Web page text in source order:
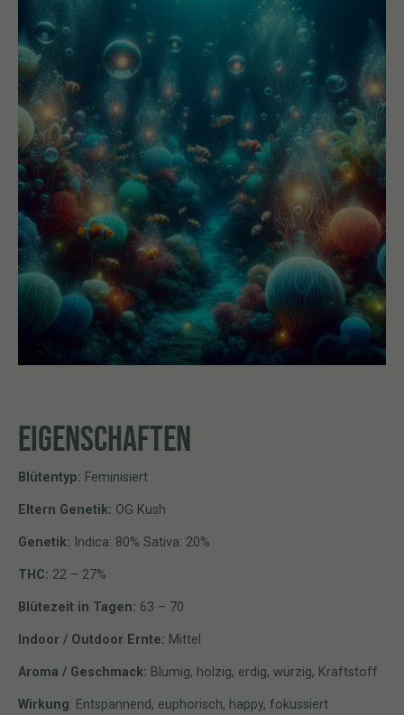
EIGENSCHAFTEN
Blütentyp: Feminisiert
Eltern Genetik: OG Kush
Genetik: Indica: 80% Sativa: 20%
THC: 22 – 27%
Blütezeit in Tagen: 63 – 70
Indoor / Outdoor Ernte: Mittel
Aroma / Geschmack: Blumig, holzig, erdig, würzig, Kraftstoff
Wirkung: Entspannend, euphorisch, happy, fokussiert